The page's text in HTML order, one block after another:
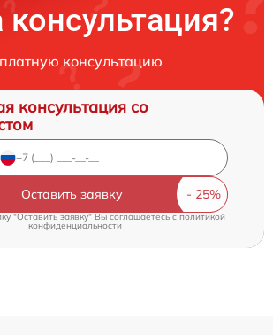
консультацию
консультация со
Оставить заявку
"Оставить заявку" Вы соглашаетесь cполитикой
конфиденциальности